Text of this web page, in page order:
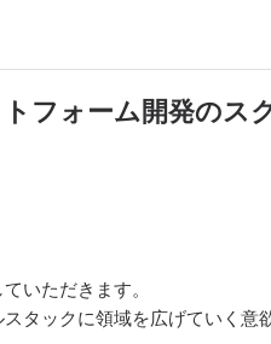
フォーム開発のス
いただきます。
タックに領域を広げていく意